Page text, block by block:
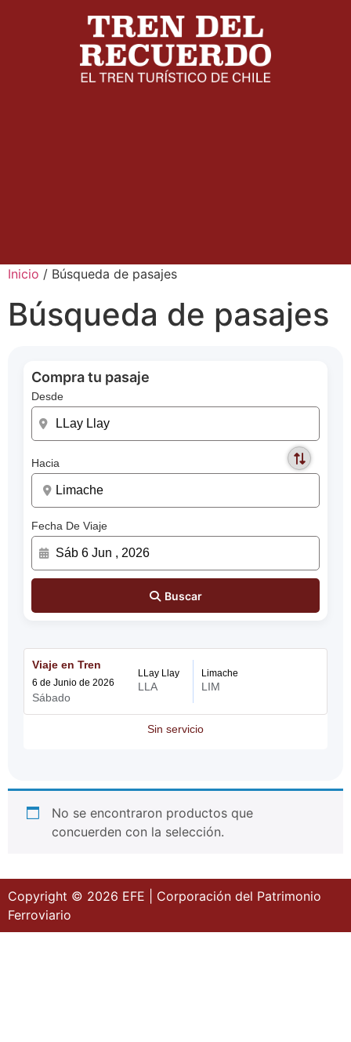
Inicio / Búsqueda de pasajes
Búsqueda de pasajes
Compra tu pasaje
Desde
Hacia
Fecha De Viaje
Buscar
Viaje en Tren
6 de Junio de 2026
Sábado
LLay Llay
LLA
Limache
LIM
Sin servicio
No se encontraron productos que
concuerden con la selección.
Copyright © 2026 EFE | Corporación del Patrimonio
Ferroviario